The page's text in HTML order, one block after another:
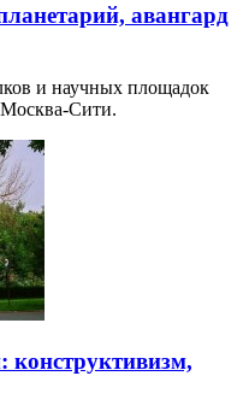
авангард
и научных площадок
Москва-Сити.